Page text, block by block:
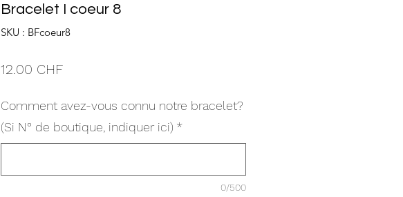
Bracelet I coeur 8
SKU : BFcoeur8
12.00 CHFPrix
Comment avez-vous connu notre bracelet?
(Si N° de boutique, indiquer ici) *
0/500